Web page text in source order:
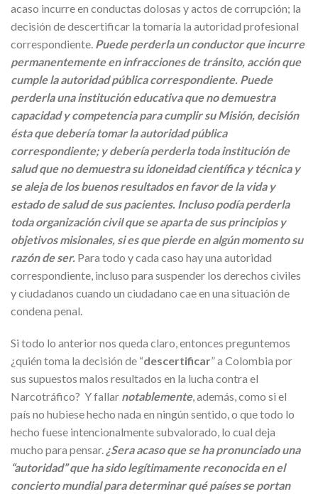
acaso incurre en conductas dolosas y actos de corrupción; la
decisión de descertificar la tomaría la autoridad profesional
correspondiente. Puede perderla un conductor que incurre
permanentemente en infracciones de tránsito, acción que
cumple la autoridad pública correspondiente. Puede
perderla una institución educativa que no demuestra
capacidad y competencia para cumplir su Misión, decisión
ésta que debería tomar la autoridad pública
correspondiente; y debería perderla toda institución de
salud que no demuestra su idoneidad científica y técnica y
se aleja de los buenos resultados en favor de la vida y
estado de salud de sus pacientes. Incluso podía perderla
toda organización civil que se aparta de sus principios y
objetivos misionales, si es que pierde en algún momento su
razón de ser. Para todo y cada caso hay una autoridad
correspondiente, incluso para suspender los derechos civiles
y ciudadanos cuando un ciudadano cae en una situación de
condena penal.
Si todo lo anterior nos queda claro, entonces preguntemos
¿quién toma la decisión de “descertificar” a Colombia por
sus supuestos malos resultados en la lucha contra el
Narcotráfico? Y fallar notablemente, además, como si el
país no hubiese hecho nada en ningún sentido, o que todo lo
hecho fuese intencionalmente subvalorado, lo cual deja
mucho para pensar. ¿Sera acaso que se ha pronunciado una
“autoridad” que ha sido legítimamente reconocida en el
concierto mundial para determinar qué países se portan